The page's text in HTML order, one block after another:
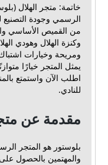
خاتمة: متجر الهلال
من القميص الأساسي
وكنزة الهلال وهودي
ومريحة وخيارات
يمثل المتجر خيارًا
اطلب الآن واستمتع
للنادي.
مقدمة عن
بلوستور هو المتجر
والمهتمين بالحصول